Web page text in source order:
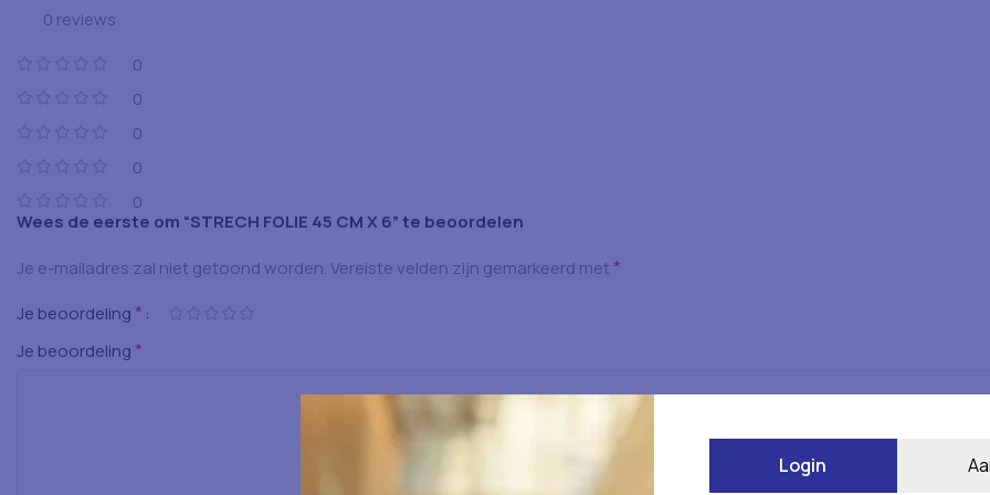
0 reviews
0
0
0
0
0
Wees de eerste om “STRECH FOLIE 45 CM X 6” te beoordelen
Je e-mailadres zal niet getoond worden.Vereiste velden zijn gemarkeerd met *
Je beoordeling *
Je beoordeling *
Login